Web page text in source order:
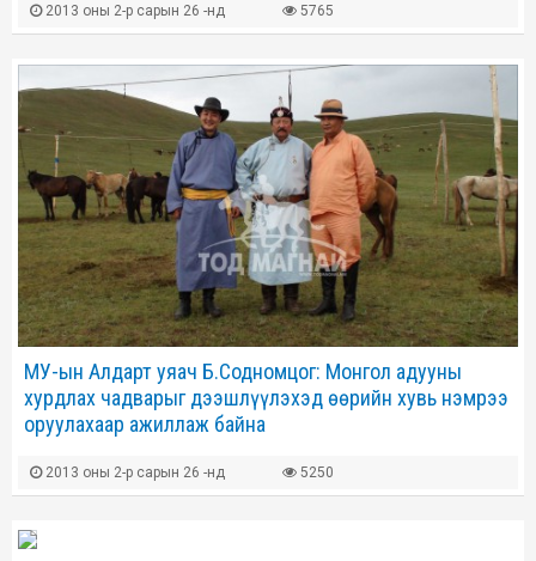
2013 оны 2-р сарын 26 -нд 5765
МУ-ын Алдарт уяач Б.Содномцог: Монгол адууны
хурдлах чадварыг дээшлүүлэхэд өөрийн хувь нэмрээ
оруулахаар ажиллаж байна
2013 оны 2-р сарын 26 -нд 5250